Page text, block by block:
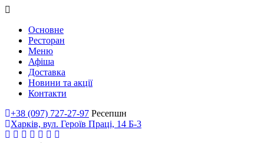
Основне
Ресторан
Меню
Афіша
Доставка
Новини та акції
Контакти
+38 (097) 727-27-97 Ресепшн
Харків, вул. Героїв Праці, 14 Б-3